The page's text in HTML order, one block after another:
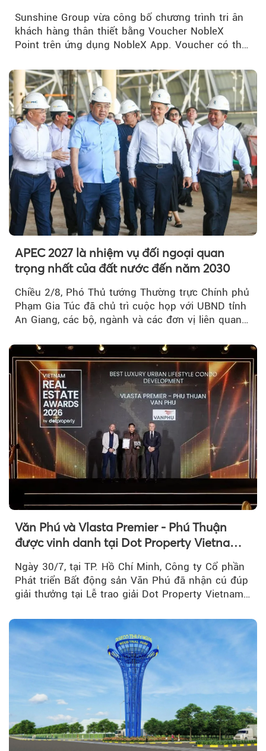
NobleX Point cho khách hàng thân thiết
Sunshine Group vừa công bố chương trình tri ân
khách hàng thân thiết bằng Voucher NobleX
Point trên ứng dụng NobleX App. Voucher có thể
APEC 2027 là nhiệm vụ đối ngoại quan
trọng nhất của đất nước đến năm 2030
Chiều 2/8, Phó Thủ tướng Thường trực Chính phủ
Phạm Gia Túc đã chủ trì cuộc họp với UBND tỉnh
An Giang, các bộ, ngành và các đơn vị liên quan
Văn Phú và Vlasta Premier - Phú Thuận
được vinh danh tại Dot Property Vietnam
Ngày 30/7, tại TP. Hồ Chí Minh, Công ty Cổ phần
Phát triển Bất động sản Văn Phú đã nhận cú đúp
giải thưởng tại Lễ trao giải Dot Property Vietnam